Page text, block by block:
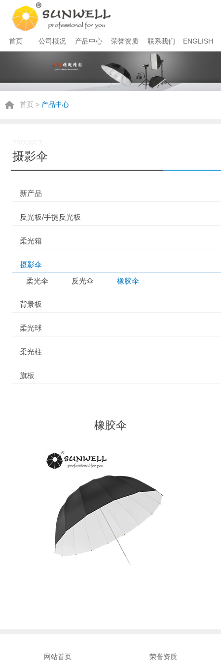
首页 公司概况 产品中心 荣誉资质 联系我们 ENGLISH
首页 > 产品中心
摄影伞
新产品
反光板/手提反光板
柔光箱
摄影伞
柔光伞
反光伞 橡胶伞
背景板
柔光球
柔光柱
旗板
橡胶伞
网站首页 荣誉资质